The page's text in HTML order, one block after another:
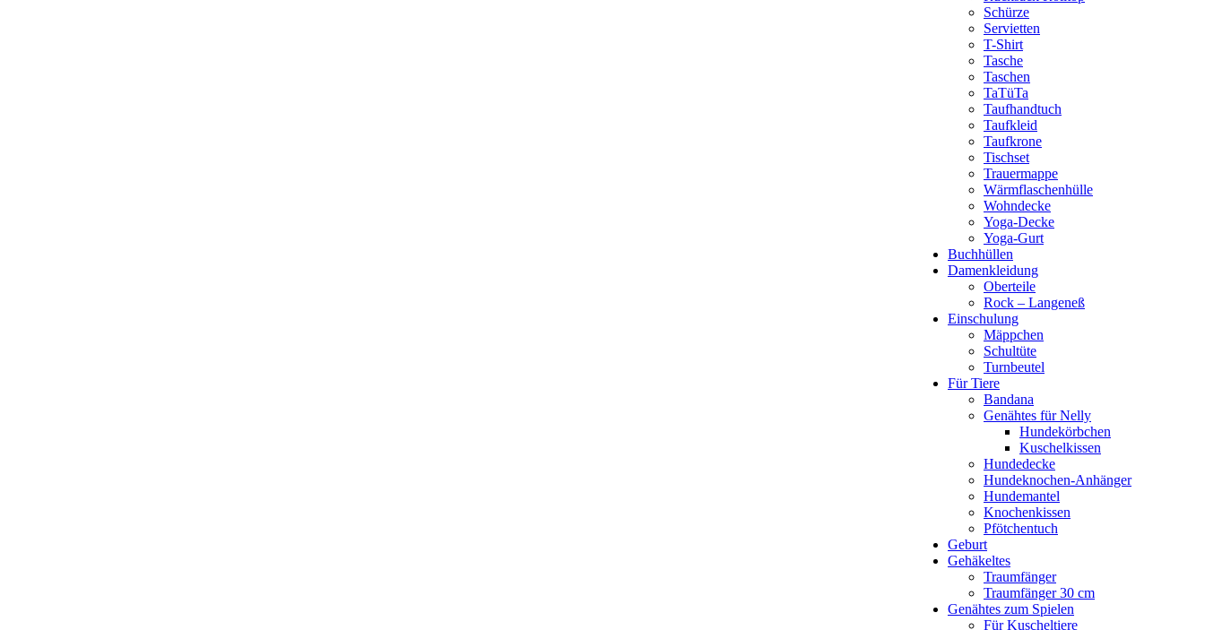
Schürze
Servietten
T-Shirt
Tasche
Taschen
TaTüTa
Taufhandtuch
Taufkleid
Taufkrone
Tischset
Trauermappe
Wärmflaschenhülle
Wohndecke
Yoga-Decke
Yoga-Gurt
Buchhüllen
Damenkleidung
Oberteile
Rock – Langeneß
Einschulung
Mäppchen
Schultüte
Turnbeutel
Für Tiere
Bandana
Genähtes für Nelly
Hundekörbchen
Kuschelkissen
Hundedecke
Hundeknochen-Anhänger
Hundemantel
Knochenkissen
Pfötchentuch
Geburt
Gehäkeltes
Traumfänger
Traumfänger 30 cm
Genähtes zum Spielen
Für Kuscheltiere